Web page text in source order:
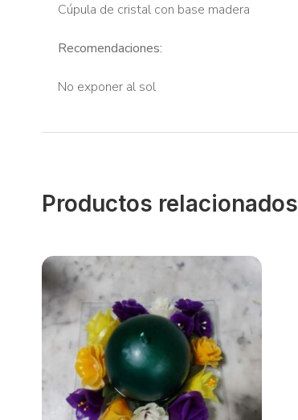
Cúpula de cristal con base madera
Recomendaciones:
No exponer al sol
Productos relacionados